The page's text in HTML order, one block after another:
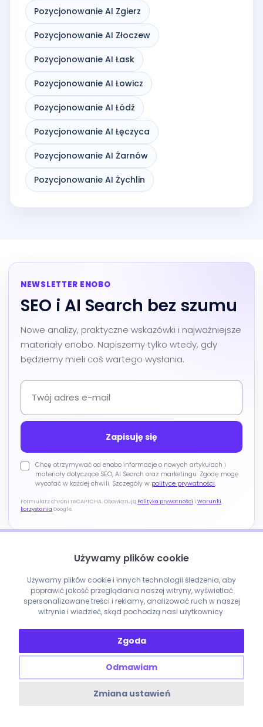
Używamy plików cookie
Używamy plików cookie i innych technologii śledzenia, aby
poprawić jakość przeglądania naszej witryny, wyświetlać
spersonalizowane treści i reklamy, analizować ruch w naszej
witrynie i wiedzieć, skąd pochodzą nasi użytkownicy.
Zgoda
Odmawiam
Zmiana ustawień
Pozycjonowanie AI Zgierz
Pozycjonowanie AI Złoczew
Pozycjonowanie AI Łask
Pozycjonowanie AI Łowicz
Pozycjonowanie AI Łódź
Pozycjonowanie AI Łęczyca
Pozycjonowanie AI Żarnów
Pozycjonowanie AI Żychlin
NEWSLETTER ENOBO
SEO i AI Search bez szumu
Nowe analizy, praktyczne wskazówki i najważniejsze
materiały enobo. Napiszemy tylko wtedy, gdy
będziemy mieli coś wartego wysłania.
Chcę otrzymywać od enobo informacje o nowych artykułach i
materiały dotyczące SEO, AI Search oraz marketingu. Zgodę mogę
wycofać w każdej chwili. Szczegóły w polityce prywatności.
Formularz chroni reCAPTCHA. Obowiązują Polityka prywatności i Warunki
korzystania Google.